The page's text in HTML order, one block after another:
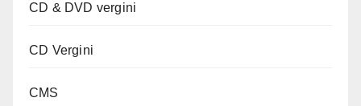
CD & DVD vergini
CD Vergini
CMS